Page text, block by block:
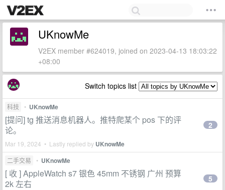
UKnowMe
V2EX member #624019, joined on 2023-04-13 18:03:22
+08:00
Switch topics list
科技 • UKnowMe
[提问] tg 推送消息机器人。推特爬某个 pos 下的评
论。
Mar 19, 2024 • Lastly replied by UKnowMe
2
二手交易 • UKnowMe
[ 收 ] AppleWatch s7 银色 45mm 不锈钢 广州 预算
2k 左右
5